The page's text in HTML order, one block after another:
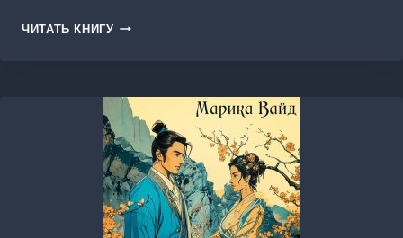
ЧИТАТЬ КНИГУ ЛЕГЕНДА